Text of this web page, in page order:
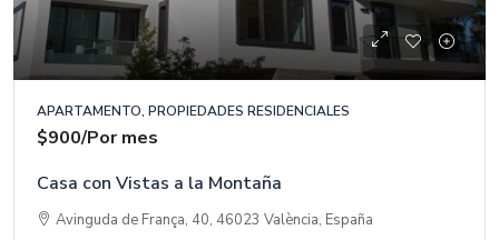
APARTAMENTO, PROPIEDADES RESIDENCIALES
$900/Por mes
Casa con Vistas a la Montaña
Avinguda de França, 40, 46023 València, España